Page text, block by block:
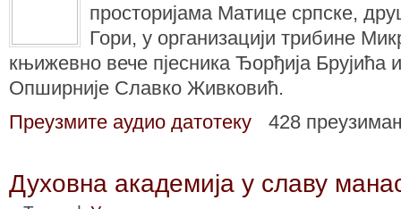
просторијама Матице српске,
Гори, у организацији трибине
књижевно вече пјесника Ђорђија Брујића
Опширније Славко Живковић.
Преузмите аудио датотеку
428
Духовна академија у славу